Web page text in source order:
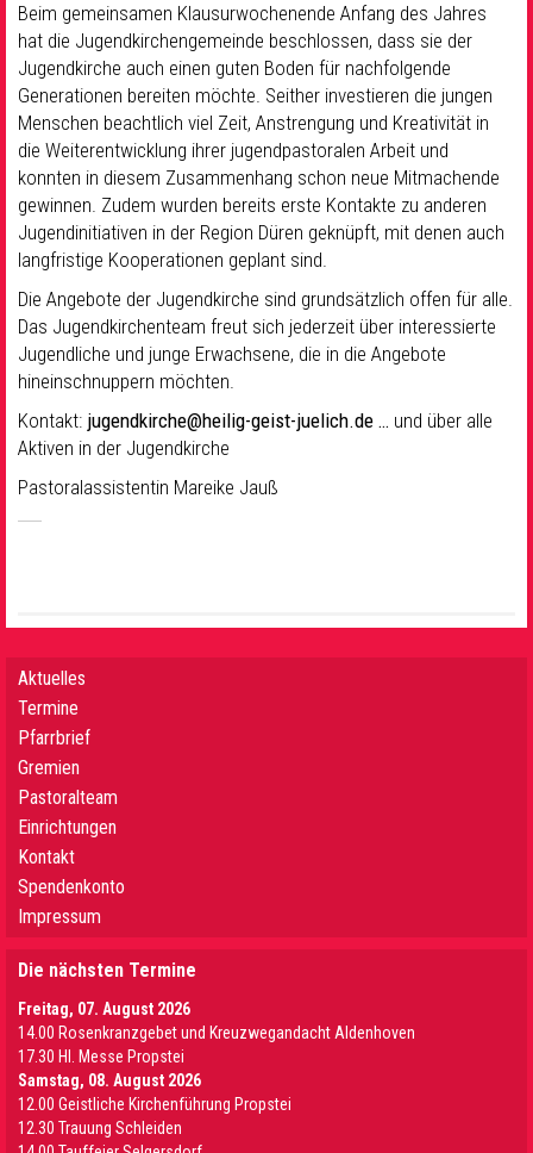
Beim gemeinsamen Klausurwochenende Anfang des Jahres
hat die Jugendkirchengemeinde beschlossen, dass sie der
Jugendkirche auch einen guten Boden für nachfolgende
Generationen bereiten möchte. Seither investieren die jungen
Menschen beachtlich viel Zeit, Anstrengung und Kreativität in
die Weiterentwicklung ihrer jugendpastoralen Arbeit und
konnten in diesem Zusammenhang schon neue Mitmachende
gewinnen. Zudem wurden bereits erste Kontakte zu anderen
Jugendinitiativen in der Region Düren geknüpft, mit denen auch
langfristige Kooperationen geplant sind.
Die Angebote der Jugendkirche sind grundsätzlich offen für alle.
Das Jugendkirchenteam freut sich jederzeit über interessierte
Jugendliche und junge Erwachsene, die in die Angebote
hineinschnuppern möchten.
Kontakt: jugendkirche@heilig-geist-juelich.de … und über alle
Aktiven in der Jugendkirche
Pastoralassistentin Mareike Jauß
Aktuelles
Termine
Pfarrbrief
Gremien
Pastoralteam
Einrichtungen
Kontakt
Spendenkonto
Impressum
Die nächsten Termine
Freitag, 07. August 2026
14.00 Rosenkranzgebet und Kreuzwegandacht Aldenhoven
17.30 Hl. Messe Propstei
Samstag, 08. August 2026
12.00 Geistliche Kirchenführung Propstei
12.30 Trauung Schleiden